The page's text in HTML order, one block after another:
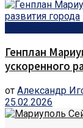
Генплан
ускоренного
от Александр
25.02.2026